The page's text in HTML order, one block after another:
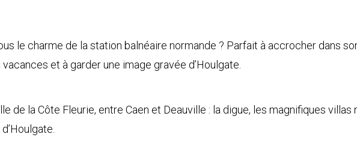
le charme de la station balnéaire normande ? Parfait à accrocher dans
et à garder une image gravée d’Houlgate.
de la Côte Fleurie, entre Caen et Deauville : la digue, les magnifiques villas